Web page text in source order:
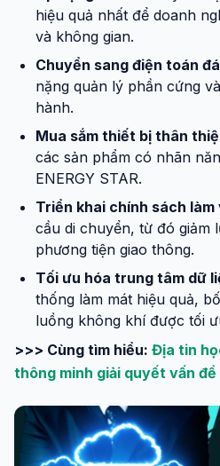
hiệu quả nhất để doanh
và không gian.
Chuyển sang điện toán
nặng quản lý phần cứng
hành.
Mua sắm thiết bị thân
các sản phẩm có nhãn
ENERGY STAR.
Triển khai chính sách
cầu di chuyển, từ đó giảm
phương tiện giao thông.
Tối ưu hóa trung tâm dữ
thống làm mát hiệu quả,
luồng không khí được tối
>>> Cùng tìm hiểu: Địa tin
thông minh giải quyết vấn đề